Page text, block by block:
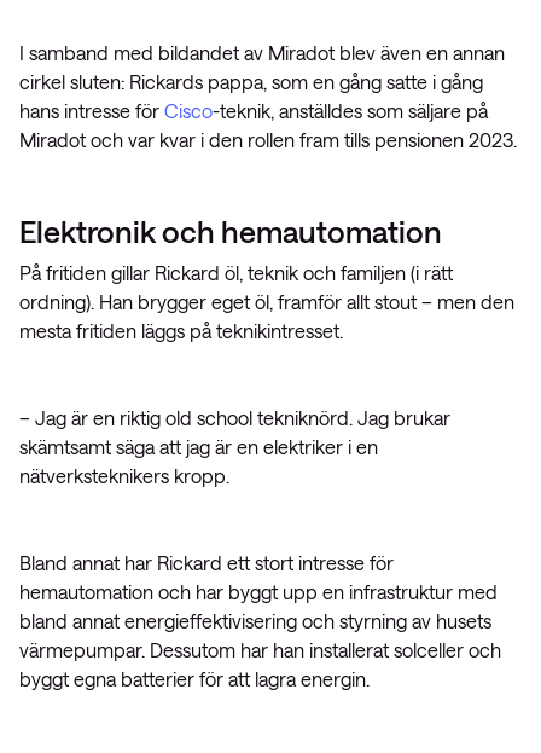
I samband med bildandet av Miradot blev även en annan
cirkel sluten: Rickards pappa, som en gång satte i gång
hans intresse för Cisco-teknik, anställdes som säljare på
Miradot och var kvar i den rollen fram tills pensionen 2023.
Elektronik och hemautomation
På fritiden gillar Rickard öl, teknik och familjen (i rätt
ordning). Han brygger eget öl, framför allt stout – men den
mesta fritiden läggs på teknikintresset.
– Jag är en riktig old school tekniknörd. Jag brukar
skämtsamt säga att jag är en elektriker i en
nätverksteknikers kropp.
Bland annat har Rickard ett stort intresse för
hemautomation och har byggt upp en infrastruktur med
bland annat energieffektivisering och styrning av husets
värmepumpar. Dessutom har han installerat solceller och
byggt egna batterier för att lagra energin.